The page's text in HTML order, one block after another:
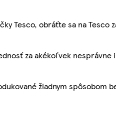
Tesco, obráťte sa na Tesco
za akékoľvek nesprávne
žiadnym spôsobom